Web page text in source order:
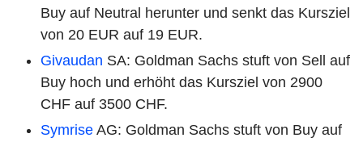
Buy auf Neutral herunter und senkt das Kursziel
von 20 EUR auf 19 EUR.
Givaudan SA: Goldman Sachs stuft von Sell auf
Buy hoch und erhöht das Kursziel von 2900
CHF auf 3500 CHF.
Symrise AG: Goldman Sachs stuft von Buy auf